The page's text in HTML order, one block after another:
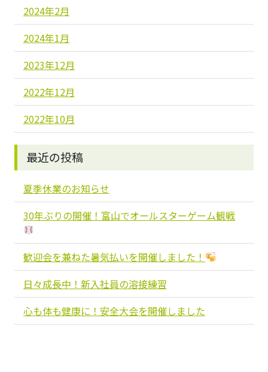
2024年2月
2024年1月
2023年12月
2022年12月
2022年10月
最近の投稿
夏季休業のお知らせ
30年ぶりの開催！富山でオールスターゲーム観戦
歓迎会を兼ねた暑気払いを開催しました！
日々成長中！新入社員の溶接練習
心も体も健康に！安全大会を開催しました